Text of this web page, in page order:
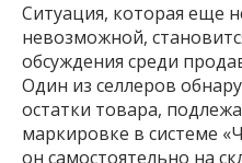
Ситуация, которая еще
невозможной,
обсуждения среди
Один из селлеров
остатки товара,
маркировке в системе
он самостоятельно на